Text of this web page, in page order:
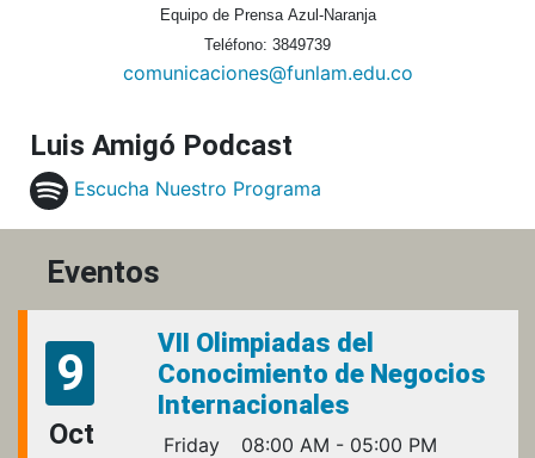
Equipo de Prensa Azul-Naranja
Teléfono: 3849739
comunicaciones@funlam.edu.co
Luis Amigó Podcast
Escucha Nuestro Programa
Eventos
9
Oct
VII Olimpiadas del
Conocimiento de Negocios
Internacionales
Friday
08:00 AM - 05:00 PM